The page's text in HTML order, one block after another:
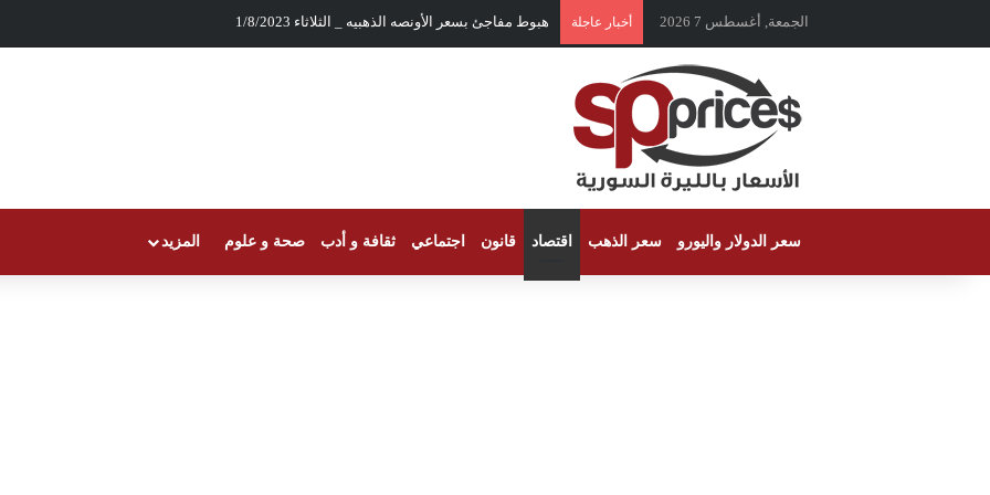
الجمعة, أغسطس 7 2026 أخبار عاجلة هبوط مفاجئ بسعر الأونصه الذهبيه _ الثلاثاء 1/8/2023
سعر الدولار واليورو سعر الذهب اقتصاد قانون اجتماعي ثقافة و أدب صحة و علوم المزيد